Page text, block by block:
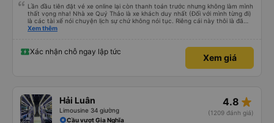
Lần đầu tiên đặt vé xe online lại còn thanh toán trước nhưng không làm mình
thất vọng nha! Nhà xe Quý Thảo là xe khách duy nhất (Đối với mình từng đi)
là các tài xế nói chuyện lịch sự chứ không nói tục. Riêng cái này thôi là đã
đánh giá 5 sao rồi. Chú tài xế còn uống pepsi rất dễ thương chứ không có
Xem thêm
Xác nhận chỗ ngay lập tức
Xem giá
Hải Luân
Limousine 34 giường
4.8 star_rate
(1209 đánh giá)
Cầu vượt Gia Nghĩa